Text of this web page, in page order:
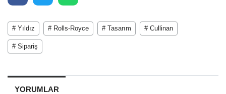
# Yıldız # Rolls-Royce # Tasarım # Cullinan
# Sipariş
YORUMLAR